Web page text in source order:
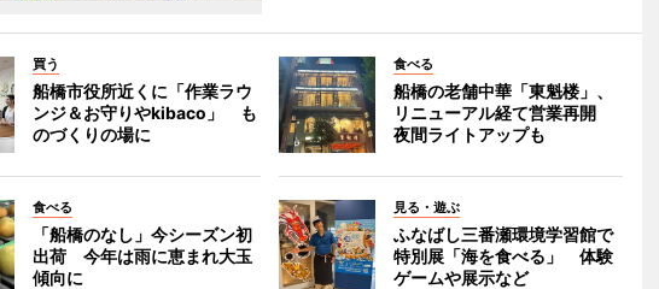
買う
船橋市役所近くに「作業ラウ
ンジ＆お守りやkibaco」 も
のづくりの場に
食べる
船橋の老舗中華「東魁楼」、
リニューアル経て営業再開
夜間ライトアップも
食べる
「船橋のなし」今シーズン初
出荷 今年は雨に恵まれ大玉
傾向に
見る・遊ぶ
ふなばし三番瀬環境学習館で
特別展「海を食べる」 体験
ゲームや展示など